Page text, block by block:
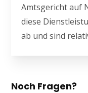
Amtsgericht auf
diese
ab und sind
Noch Fragen?